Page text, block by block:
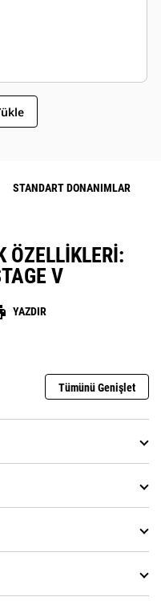
STANDART DONANIMLAR
ÖZELLIKLERI:
V
YAZDIR
Tümünü Genişlet